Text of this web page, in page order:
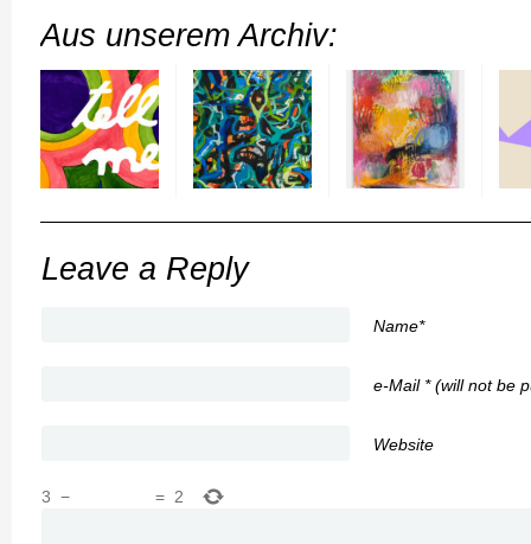
Aus unserem Archiv:
Leave a Reply
Name*
e-Mail * (will not be
Website
3 − = 2